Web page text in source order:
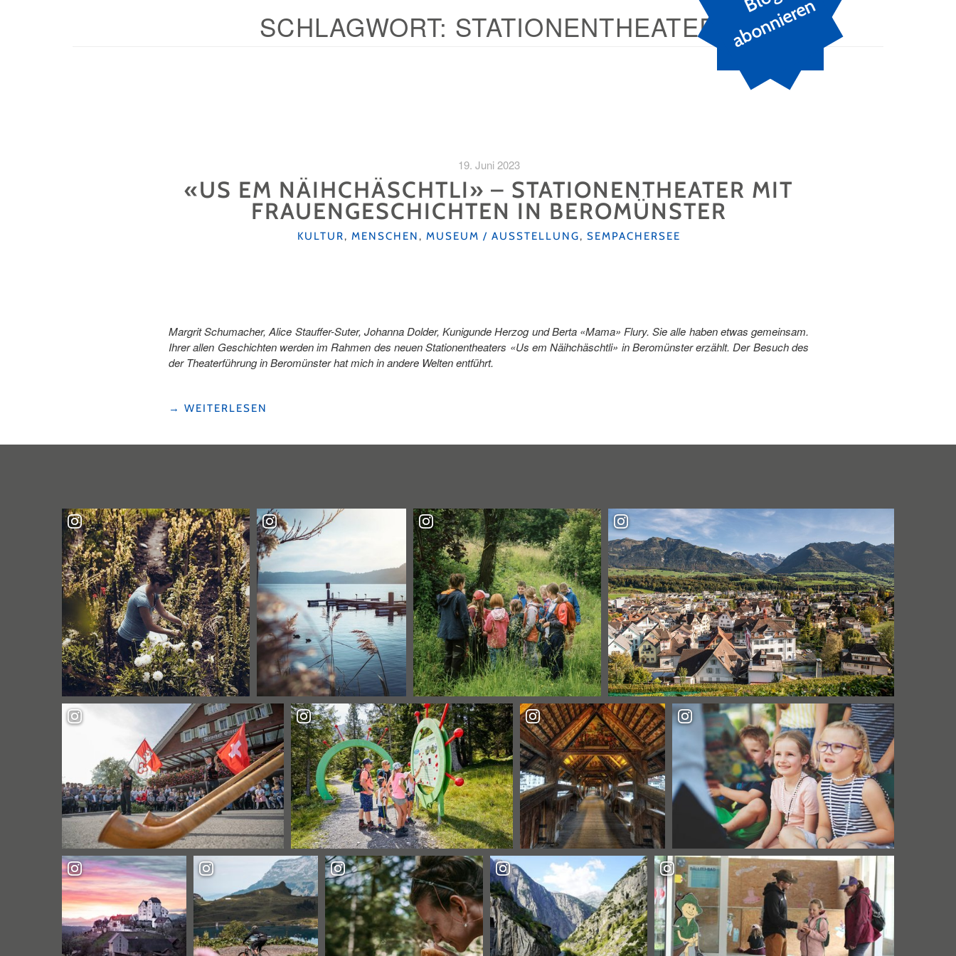
n
SCHLAGWORT: STATIONENTHEATER
19. Juni 2023
«US EM NÄIHCHÄSCHTLI» – STATIONENTHEATER MIT
FRAUENGESCHICHTEN IN BEROMÜNSTER
KATEGORIEN
KULTUR, MENSCHEN, MUSEUM / AUSSTELLUNG, SEMPACHERSEE
Margrit Schumacher, Alice Stauffer-Suter, Johanna Dolder, Kunigunde Herzog und Berta «Mama» Flury. Sie alle haben etwas gemeinsam.
Ihrer allen Geschichten werden im Rahmen des neuen Stationentheaters «Us em Näihchäschtli» in Beromünster erzählt. Der Besuch des
der Theaterführung in Beromünster hat mich in andere Welten entführt.
"«US
IN
BEROMÜNSTER"
→ WEITERLESEN